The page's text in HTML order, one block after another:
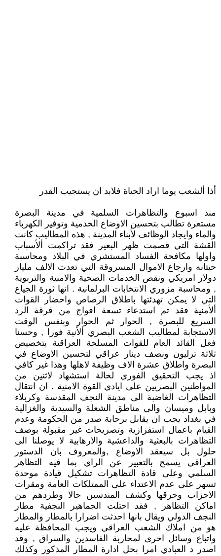
أذا ألشعب يوما اراد الحياة فلابد ان يستجيب القدر
منذ اسبوع والتظاهرات السلمية في مدينة البصرة
مستعرة تطالب بتحسين الاوضاع الخدمية وتوفير الكهرباء
والماء وايجاد الوظائف لأبناء المدينة , هذه المطاليب كانت
القشة التي قصمت ظهر البعير فقد تراكمت ألأسباب
واولها مكافحة الفساد المستشري في البلاد ومحاسبة
حيتانه وارجاع الاموال المسروقة التي تعدت الالف مليار
دولار امريكي ونقص الخدمات الصحية والامنية والتربوية
, ومحاسبة مزوري الانتخابات البرلمانية . انها ثورة الجياع
التي لا يمكن تهدئتها باطلاق الرصاص واحضار القوات
ألأمنية فقد تم استدعاء تسعة افواج من فرقة الرد
السريع للبصرة , الحوار ثم الحوار وبنفس الوقت
الاستجابة لمطاليب الشعب البصري ألأنية فورا , وحسنا
فعل القائد العام للقوات المسلحة العراقية بتخصيص
ثلاثة ترليون ونصف دينار عراقي لتحسين الاوضاع في
البصرة واطلاق عشرة الاف وظيفة لاهلها وهذا غير كافي
اذ يجب التحقيق الفوري لحالة استشهاد لاثنين من
المواطنين البصريين على ايادي القوة الامنية . ان انتقال
التظاهرات الغاضبة الى مدينة النجف المقدسة وكربلاء
وبابل وميسان والى مناطق الشعلة والسيدية والغزالية
في بغداد يجب ان يقابل برحابة صدر من الحكومة وعدم
القيام باعمال استفزازية وتصريحات غير مقبولة بوصف
التظاهرات بالبعثية والداعشية والارهابية لا يوصلنا الى
حلول بل سيعقد الاوضاع ,والمعروف بان الدستور
العراقي يسمح بالتعبير عن الراي بما فيه التظاهر
السلمي وعلى قادة التظاهرات تشكيل قيادة موحدة
تسهر على عدم الاعتداء على الممتلكات العامة ومقرات
الاحزاب وحرقها وكشف المندسين حالا وطردهم من
اماكن التظاهر , فقد احتلت الجماهير النجفية مطار
النجف الدولي ويقال بانها احدثت اضرارا بالمطار والمطار
هو من املاك الشعب العراقي ويجب المحافظة عليه
واتباع وسائل اخرى لمحاربة الفاسدين والسراق , وقد
اصدر د العبادي امرا بحل ادارة المطار المذكور وكذلك